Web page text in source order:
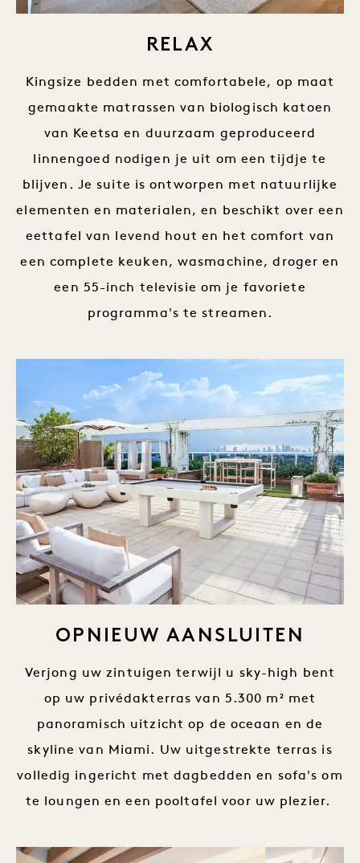
RELAX
Kingsize bedden met comfortabele, op maat
gemaakte matrassen van biologisch katoen
van Keetsa en duurzaam geproduceerd
linnengoed nodigen je uit om een tijdje te
blijven. Je suite is ontworpen met natuurlijke
elementen en materialen, en beschikt over een
eettafel van levend hout en het comfort van
een complete keuken, wasmachine, droger en
een 55-inch televisie om je favoriete
programma's te streamen.
OPNIEUW AANSLUITEN
Verjong uw zintuigen terwijl u sky-high bent
op uw privédakterras van 5.300 m² met
panoramisch uitzicht op de oceaan en de
skyline van Miami. Uw uitgestrekte terras is
volledig ingericht met dagbedden en sofa's om
te loungen en een pooltafel voor uw plezier.